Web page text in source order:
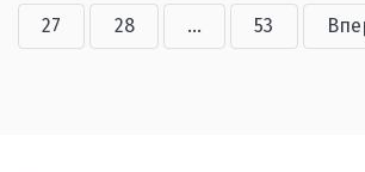
27 28 ... 53